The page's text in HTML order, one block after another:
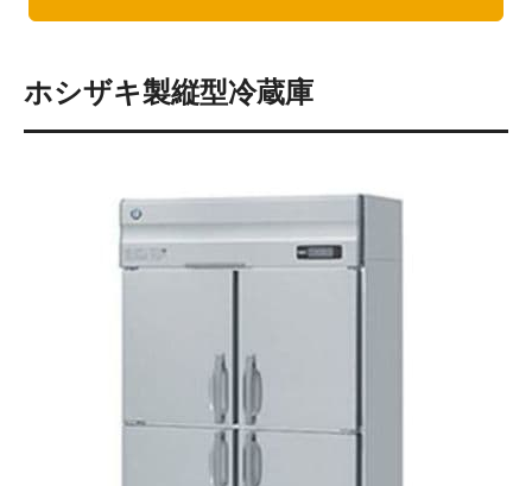
ホシザキ製縦型冷蔵庫